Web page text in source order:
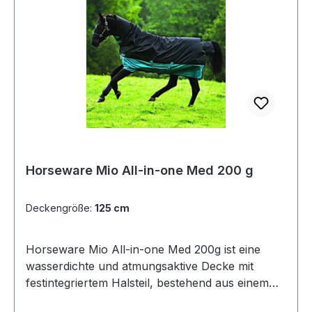
dir die Flexibilität, entweder ein Halsteil
anzubringen (separat erhältlich) oder
stundenlang zu versuchen, nassen Schlamm
aus der Mähne zu bürsten!Dies ist eine tolle
Amigo®-Weidedecke für Pferdebesitzer, die
ihrem Vierbeiner das gewisse Extra an Komfort
sowie Schutz vor wechselhaftem Wetter bieten
Horseware Mio All-in-one Med 200 g
Deckengröße: 125 cm
Horseware Mio All-in-one Med 200g ist eine
wasserdichte und atmungsaktive Decke mit
festintegriertem Halsteil, bestehend aus einem